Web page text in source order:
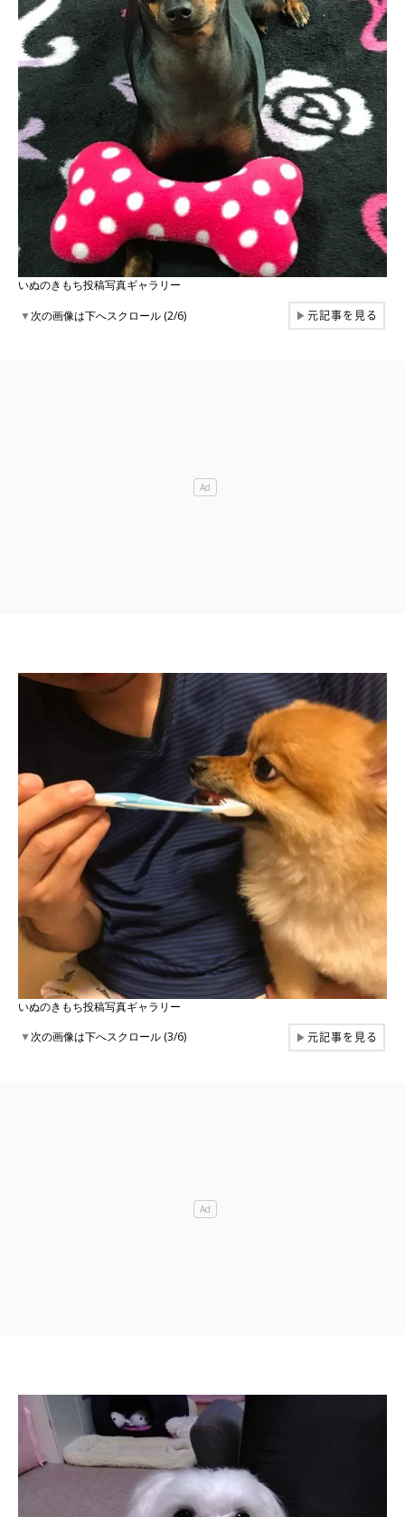
いぬのきもち投稿写真ギャラリー
▼次の画像は下へスクロール (2/6) ▶元記事を見る
いぬのきもち投稿写真ギャラリー
▼次の画像は下へスクロール (3/6) ▶元記事を見る